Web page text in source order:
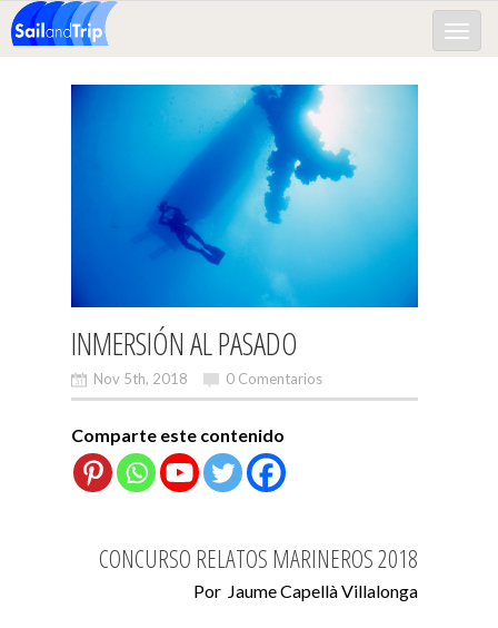
Toggle
INMERSIÓN AL PASADO
Nov 5th, 2018 0 Comentarios
Comparte este contenido
CONCURSO RELATOS MARINEROS 2018
Por Jaume Capellà Villalonga